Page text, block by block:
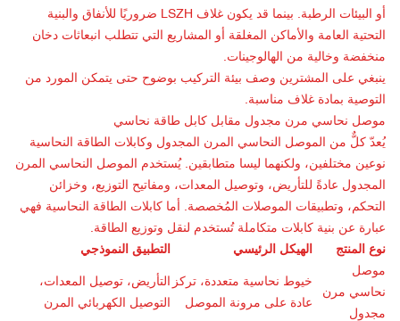
أو البيئات الرطبة. بينما قد يكون غلاف LSZH ضروريًا للأنفاق والبنية
التحتية العامة والأماكن المغلقة أو المشاريع التي تتطلب انبعاثات دخان
منخفضة وخالية من الهالوجينات.
ينبغي على المشترين وصف بيئة التركيب بوضوح حتى يتمكن المورد من
التوصية بمادة غلاف مناسبة.
موصل نحاسي مرن مجدول مقابل كابل طاقة نحاسي
يُعدّ كلٌّ من الموصل النحاسي المرن المجدول وكابلات الطاقة النحاسية
نوعين مختلفين، ولكنهما ليسا متطابقين. يُستخدم الموصل النحاسي المرن
المجدول عادةً للتأريض، وتوصيل المعدات، ومفاتيح التوزيع، وخزائن
التحكم، وتطبيقات الموصلات المُخصصة. أما كابلات الطاقة النحاسية فهي
عبارة عن بنية كابلات متكاملة تُستخدم لنقل وتوزيع الطاقة.
نوع المنتج
الهيكل الرئيسي
التطبيق النموذجي
موصل
نحاسي مرن
مجدول
خيوط نحاسية متعددة، تركز
عادة على مرونة الموصل
التأريض، توصيل المعدات،
التوصيل الكهربائي المرن